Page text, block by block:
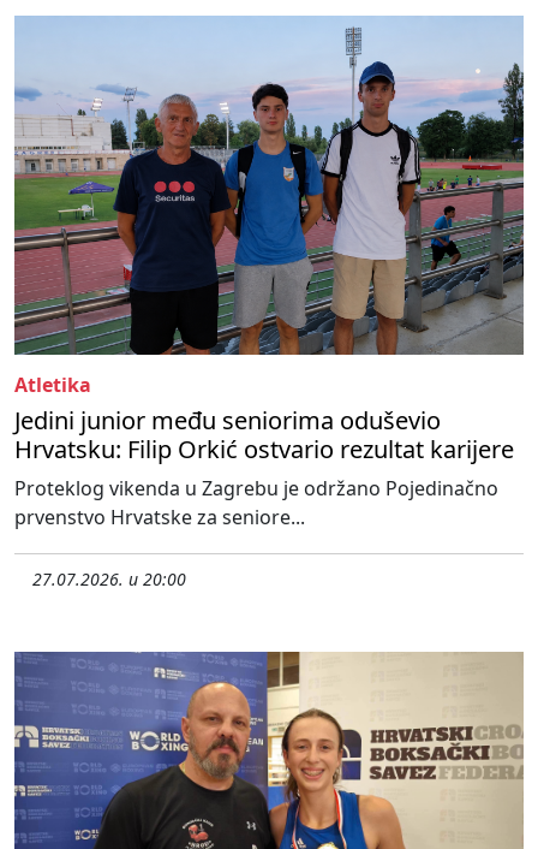
Atletika
Jedini junior među seniorima oduševio
Hrvatsku: Filip Orkić ostvario rezultat karijere
Proteklog vikenda u Zagrebu je održano Pojedinačno
prvenstvo Hrvatske za seniore...
27.07.2026. u 20:00